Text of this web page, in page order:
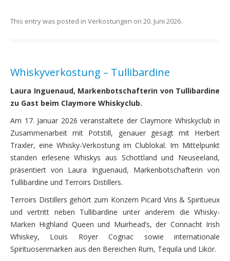
This entry was posted in Verkostungen on 20. Juni 2026.
Whiskyverkostung – Tullibardine
Laura Inguenaud, Markenbotschafterin von Tullibardine
zu Gast beim Claymore Whiskyclub.
Am 17. Januar 2026 veranstaltete der Claymore Whiskyclub in
Zusammenarbeit mit Potstill, genauer gesagt mit Herbert
Traxler, eine Whisky-Verkostung im Clublokal. Im Mittelpunkt
standen erlesene Whiskys aus Schottland und Neuseeland,
präsentiert von Laura Inguenaud, Markenbotschafterin von
Tullibardine und Terroirs Distillers.
Terroirs Distillers gehört zum Konzern Picard Vins & Spiritueux
und vertritt neben Tullibardine unter anderem die Whisky-
Marken Highland Queen und Muirhead’s, der Connacht Irish
Whiskey, Louis Royer Cognac sowie internationale
Spirituosenmarken aus den Bereichen Rum, Tequila und Likör.